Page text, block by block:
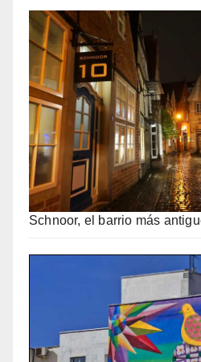
Schnoor, el barrio más